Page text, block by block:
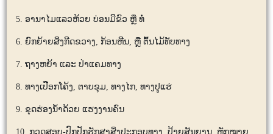
5. ອານາໄມແລວຫ້ວຍ ບ່ອນມີຂົວ ຫຼື ທໍ່
6. ຍົກຍ້າຍສິ່ງກີດຂວາງ, ກ້ອນຫີນ,​ ຫຼື ຕົ້ນໄມ້ທັບທາງ
7. ຖາງຫຍ້າ ແລະ ປ່າແຄມທາງ
8. ທາງເປືອກໂຄ້ງ, ຕາບຂຸມ, ທາງໄກ, ທາງປູແຮ່
9. ຂຸດຮ່ອງນ້ຳດ້ວຍ ແຮງງານຄົນ
10. ກວດສອບ-ປົກປັກຮັກສາສິ່ງປະກອບທາງ, ປ້າຍສັນຍານ, ຫຼັກໝາຍ,